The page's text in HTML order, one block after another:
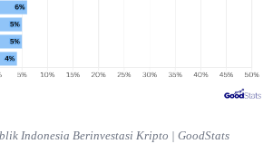
Indonesia Berinvestasi Kripto | GoodStats